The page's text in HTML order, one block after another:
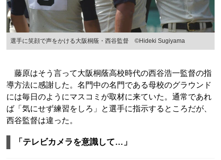
選手に笑顔で声をかける大阪桐蔭・西谷監督 ©︎Hideki Sugiyama
藤原はそう言って大阪桐蔭高校時代の西谷浩一監督の指
導方法に感謝した。名門中の名門である母校のグラウンド
には毎日のようにマスコミが取材に来ていた。通常であれ
ば「気にせず練習をしろ」と選手に指示するところだが、
西谷監督は違った。
「テレビカメラを意識して…」